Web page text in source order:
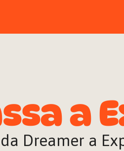
a
Dreamer a